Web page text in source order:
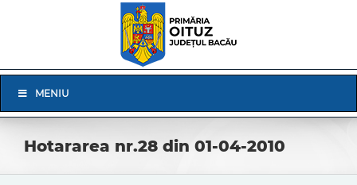
Navigation
MENIU
Hotararea nr.28 din 01-04-2010